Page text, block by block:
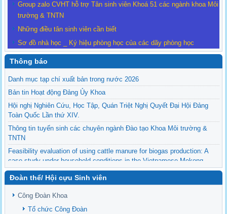
Group zalo CVHT hỗ trợ Tân sinh viên Khoá 51 các ngành khoa Môi
trường & TNTN
Những điều tân sinh viên cần biết
Sơ đồ nhà học _ Ký hiệu phòng học của các dãy phòng học
Thông báo
Danh mục tạp chí xuất bản trong nước 2026
Bản tin Hoạt động Đảng Ủy Khoa
Hội nghị Nghiên Cứu, Học Tập, Quán Triệt Nghị Quyết Đại Hội Đảng
Toàn Quốc Lần thứ XIV.
Thông tin tuyển sinh các chuyên ngành Đào tạo Khoa Môi trường &
TNTN
Feasibility evaluation of using cattle manure for biogas production: A
case study under household conditions in the Vietnamese Mekong
Delta
Sediment properties in flood-based farming systems in the Vietnamese
upstream Mekong Delta
Danh mục tạp chí xuất bản Quốc Tế 2026
Đoàn thể/ Hội cựu Sinh viên
Công Đoàn Khoa
Tổ chức Công Đoàn